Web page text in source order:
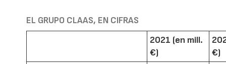
EL GRUPO CLAAS, EN CIFRAS
2021 (en mill.
€)
€)